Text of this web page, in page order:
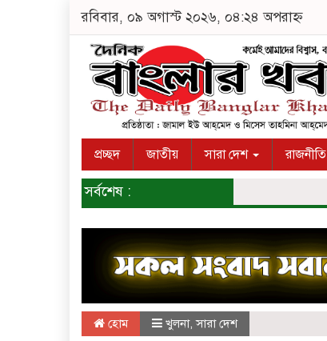
রবিবার, ০৯ অগাস্ট ২০২৬, ০৪:২৪ অপরাহ্ন
প্রচ্ছদ জাতীয় সারা দেশ রাজনীতি
সর্বশেষ :
হোম খুলনা,সারা দেশ